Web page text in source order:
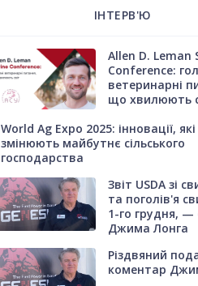
ІНТЕРВ'Ю
Allen D. Leman
Conference:
ветеринарні
що хвилюють
World Ag Expo 2025: інновації, які
змінюють майбутнє сільського
господарства
Звіт USDA зі
та поголів'я
1-го грудня, —
Джима Лонга
Різдвяний
коментар